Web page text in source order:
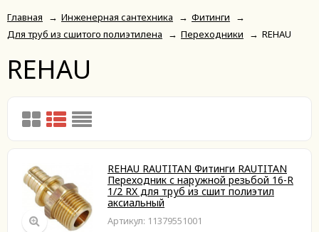
Главная → Инженерная сантехника → Фитинги
→
Для труб из сшитого полиэтилена
→ Переходники → REHAU
REHAU
REHAU RAUTITAN Фитинги RAUTITAN
Переходник с наружной резьбой 16-R
1/2 RX для труб из сшит полиэтил
аксиальный
Артикул: 11379551001